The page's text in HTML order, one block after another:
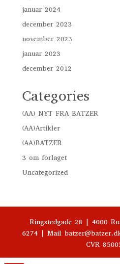
januar 2024
december 2023
november 2023
januar 2023
december 2012
Categories
(AA) NYT FRA BATZER
(AA)Artikler
(AA)BATZER
3 om forlaget
Uncategorized
Ringstedgade 28 | 4000
6274 | Mail
CVR